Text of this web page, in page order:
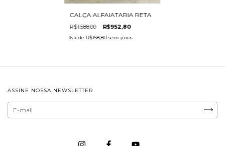
CALÇA ALFAIATARIA RETA
R$1.588,00 R$952,80
6 x de R$158,80 sem juros
ASSINE NOSSA NEWSLETTER